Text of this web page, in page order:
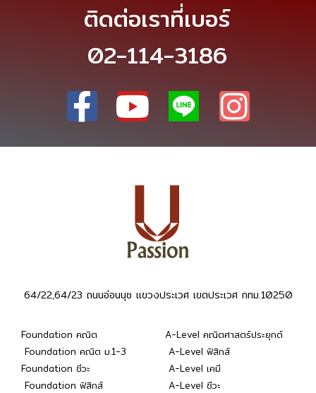
ติดต่อเราที่เบอร์
02-114-3186
64/22,64/23 ถนนอ่อนนุช แขวงประเวศ เขตประเวศ กทม.10250
Foundation คณิต
Foundation คณิต ม.1-3
Foundation ชีวะ
Foundation ฟิสิกส์
A-Level คณิตศาสตร์ประยุกต์
A-Level ฟิสิกส์
A-Level เคมี
A-Level ชีวะ